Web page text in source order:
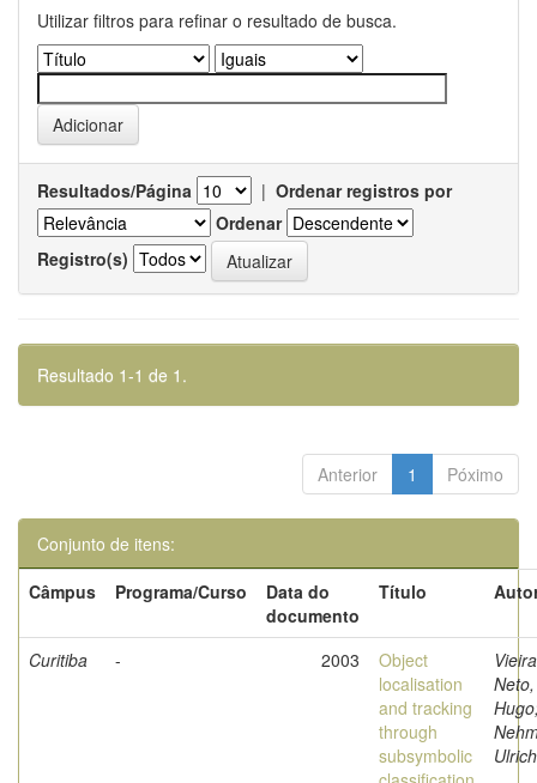
Utilizar filtros para refinar o resultado de busca.
Resultados/Página | Ordenar registros por
Ordenar
Registro(s)
Resultado 1-1 de 1.
Anterior 1 Póximo
Conjunto de itens:
Câmpus
Programa/Curso
Data do
documento
Título
Curitiba - 2003
Object
localisation
and tracking
through
subsymbolic
Vieira
Neto,
Ulrich